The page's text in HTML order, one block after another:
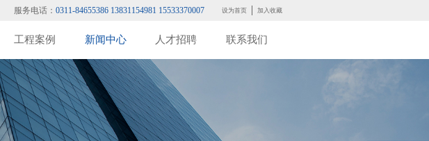
服务电话： 0311-84655386 13831154981 15533370007 设为首页 加入收藏
工程案例 新闻中心 人才招聘 联系我们